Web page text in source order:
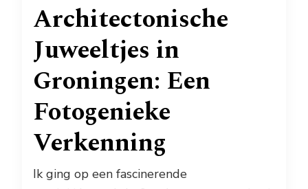
Architectonische
Juweeltjes in
Groningen: Een
Fotogenieke
Verkenning
Ik ging op een fascinerende